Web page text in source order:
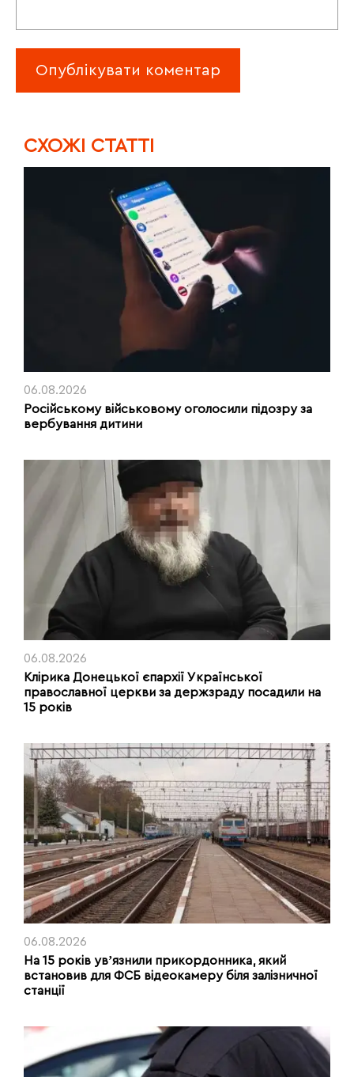
CХОЖІ СТАТТІ
06.08.2026
Російському військовому оголосили підозру за
вербування дитини
06.08.2026
Клірика Донецької єпархії Української
православної церкви за держзраду посадили на
15 років
06.08.2026
На 15 років увʼязнили прикордонника, який
встановив для ФСБ відеокамеру біля залізничної
станції